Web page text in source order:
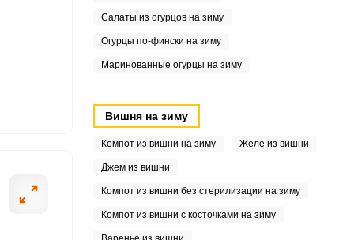
Салаты из огурцов на зиму
Огурцы по-фински на зиму
Маринованные огурцы на зиму
Вишня на зиму
Компот из вишни на зиму Желе из вишни
Джем из вишни
Компот из вишни без стерилизации на зиму
Компот из вишни с косточками на зиму